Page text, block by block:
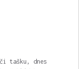
tašku, dnes